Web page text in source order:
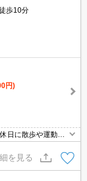
歩10分
円)
日に散歩や運動な
を見る